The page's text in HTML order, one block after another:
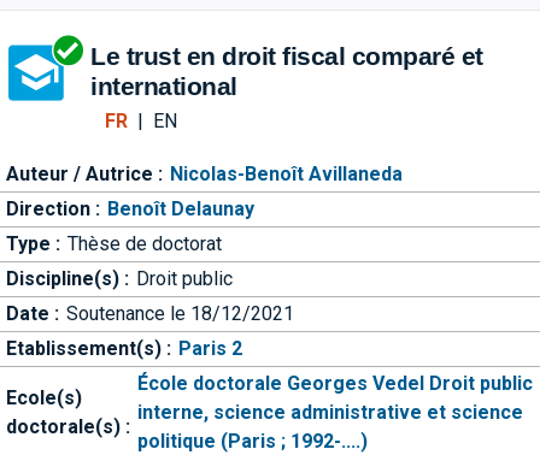
Aller directement à la barre
Le trust en droit fiscal comparé et
international
FR EN
Auteur / Autrice : Nicolas-Benoît Avillaneda
Direction : Benoît Delaunay
Type : Thèse de doctorat
Discipline(s) : Droit public
Date : Soutenance le 18/12/2021
Etablissement(s) : Paris 2
Ecole(s)
doctorale(s) :
École doctorale Georges Vedel Droit public
interne, science administrative et science
politique (Paris ; 1992-....)